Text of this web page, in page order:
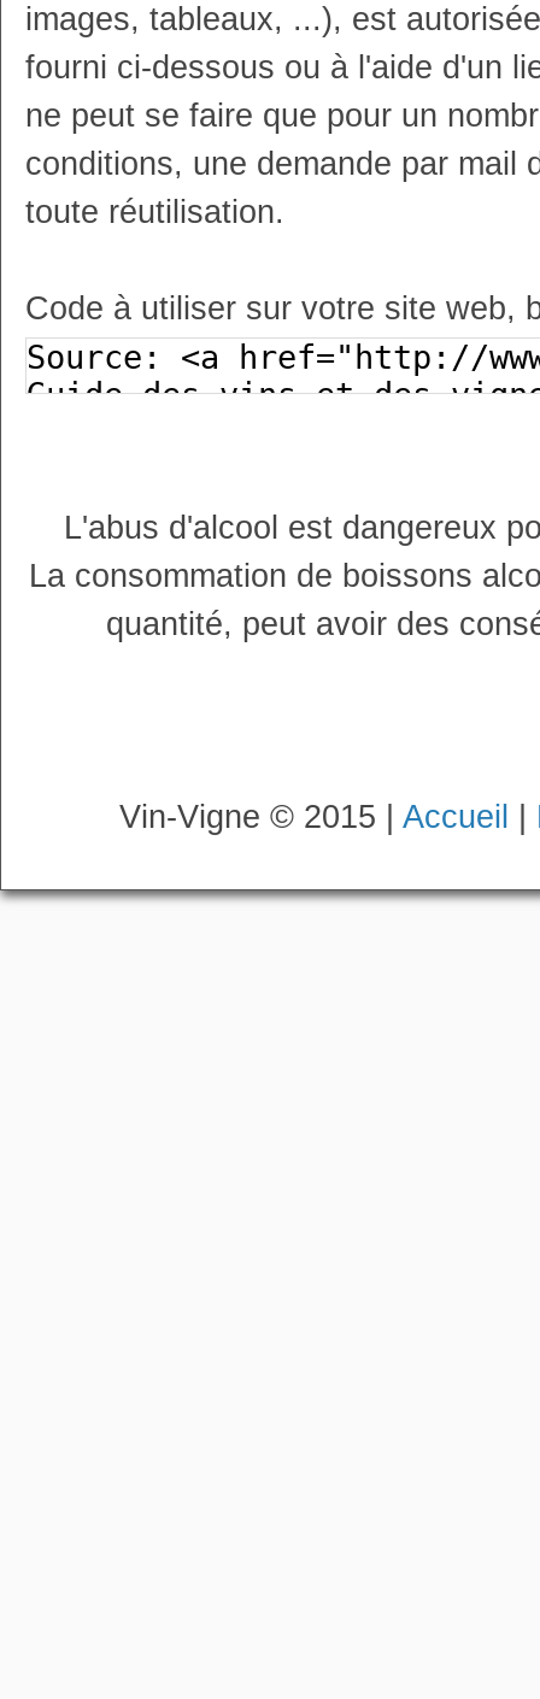
images, tableaux, ...), est
fourni ci-dessous ou à l'aide d'un
ne peut se faire que pour un
conditions, une demande par mail
toute réutilisation.
Code à utiliser sur votre site web,
L'abus d'alcool est dangereux
La consommation de boissons
quantité, peut avoir des
Vin-Vigne © 2015 | Accueil